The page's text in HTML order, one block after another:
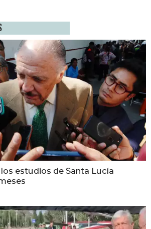
estudios de Santa Lucía